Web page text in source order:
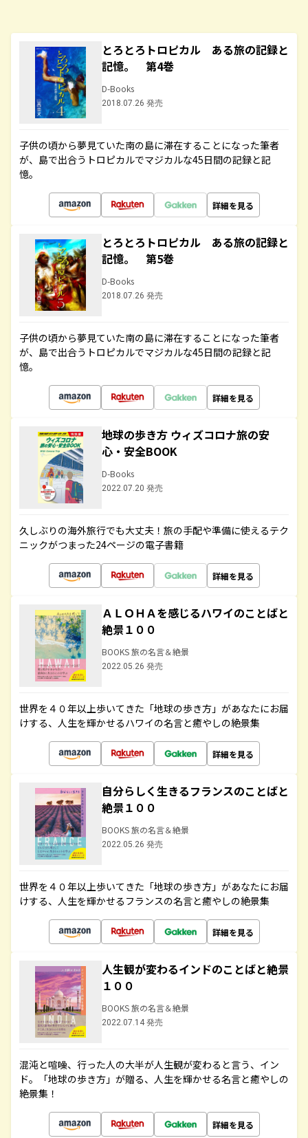
とろとろトロピカル ある旅の記録と
記憶。 第4巻
D-Books
2018.07.26 発売
子供の頃から夢見ていた南の島に滞在することになった筆者
が、島で出合うトロピカルでマジカルな45日間の記録と記
憶。
詳細を見る
とろとろトロピカル ある旅の記録と
記憶。 第5巻
D-Books
2018.07.26 発売
子供の頃から夢見ていた南の島に滞在することになった筆者
が、島で出合うトロピカルでマジカルな45日間の記録と記
憶。
詳細を見る
地球の歩き方 ウィズコロナ旅の安
心・安全BOOK
D-Books
2022.07.20 発売
久しぶりの海外旅行でも大丈夫！旅の手配や準備に使えるテク
ニックがつまった24ページの電子書籍
詳細を見る
ＡＬＯＨＡを感じるハワイのことばと
絶景１００
BOOKS 旅の名言＆絶景
2022.05.26 発売
世界を４０年以上歩いてきた「地球の歩き方」があなたにお届
けする、人生を輝かせるハワイの名言と癒やしの絶景集
詳細を見る
自分らしく生きるフランスのことばと
絶景１００
BOOKS 旅の名言＆絶景
2022.05.26 発売
世界を４０年以上歩いてきた「地球の歩き方」があなたにお届
けする、人生を輝かせるフランスの名言と癒やしの絶景集
詳細を見る
人生観が変わるインドのことばと絶景
１００
BOOKS 旅の名言＆絶景
2022.07.14 発売
混沌と喧噪、行った人の大半が人生観が変わると言う、イン
ド。「地球の歩き方」が贈る、人生を輝かせる名言と癒やしの
絶景集！
詳細を見る